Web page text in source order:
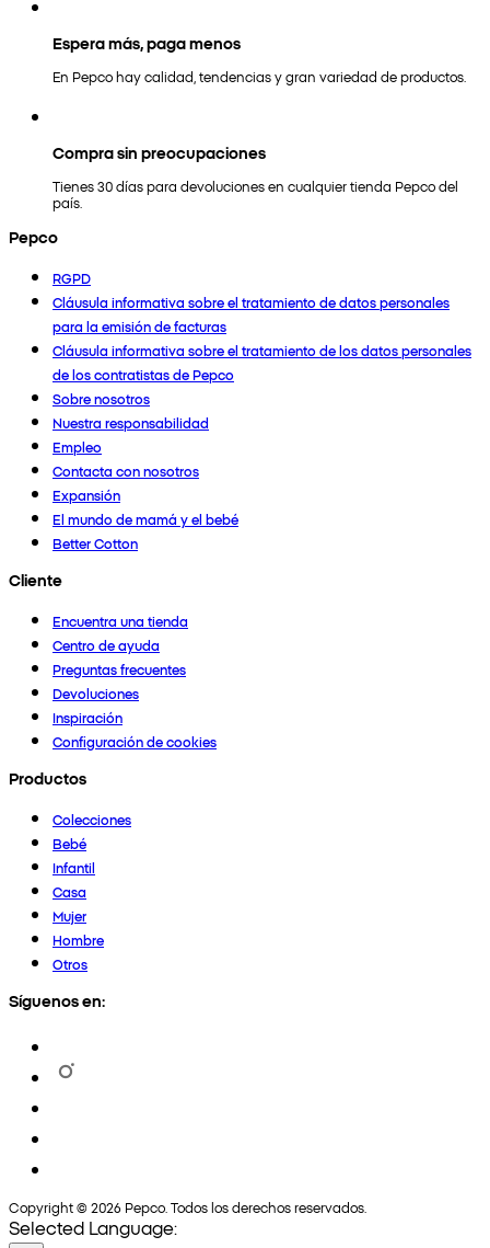
Espera más, paga menos
En Pepco hay calidad, tendencias y gran variedad de productos.
Compra sin preocupaciones
Tienes 30 días para devoluciones en cualquier tienda Pepco del
país.
Pepco
RGPD
Cláusula informativa sobre el tratamiento de datos personales
para la emisión de facturas
Cláusula informativa sobre el tratamiento de los datos personales
de los contratistas de Pepco
Sobre nosotros
Nuestra responsabilidad
Empleo
Contacta con nosotros
Expansión
El mundo de mamá y el bebé
Better Cotton
Cliente
Encuentra una tienda
Centro de ayuda
Preguntas frecuentes
Devoluciones
Inspiración
Configuración de cookies
Productos
Colecciones
Bebé
Infantil
Casa
Mujer
Hombre
Otros
Síguenos en:
Copyright © 2026 Pepco. Todos los derechos reservados.
Selected Language: